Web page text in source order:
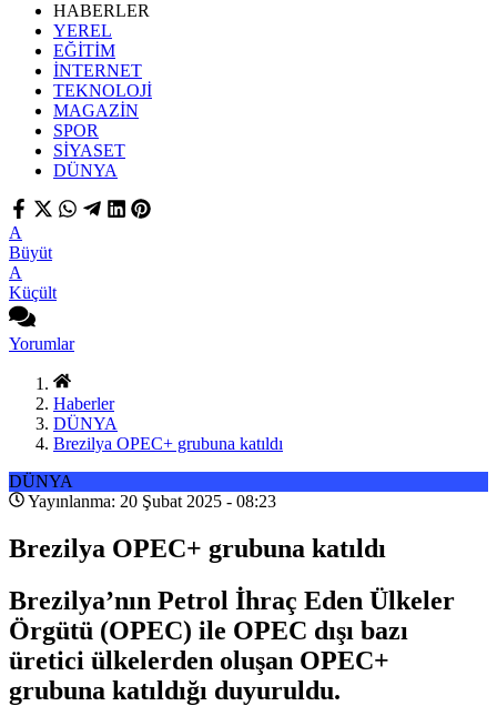
HABERLER
YEREL
EĞİTİM
İNTERNET
TEKNOLOJİ
MAGAZİN
SPOR
SİYASET
DÜNYA
A
Büyüt
A
Küçült
Yorumlar
Haberler
DÜNYA
Brezilya OPEC+ grubuna katıldı
DÜNYA
Yayınlanma: 20 Şubat 2025 - 08:23
Brezilya OPEC+ grubuna katıldı
Brezilya’nın Petrol İhraç Eden Ülkeler
Örgütü (OPEC) ile OPEC dışı bazı
üretici ülkelerden oluşan OPEC+
grubuna katıldığı duyuruldu.